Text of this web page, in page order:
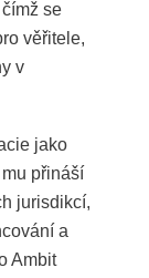
se
věřitele,
v
jako
přináší
jurisdikcí,
a
Ambit